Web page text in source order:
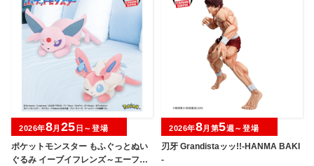
ポケットモンスター もふぐっとぬい
ぐるみ イーブイフレンズ～エーフ
2026年8月 25 日～登場
刃牙 Grandistaッッ!!-HANMA BAKI
-
2026年8月第5週～登場